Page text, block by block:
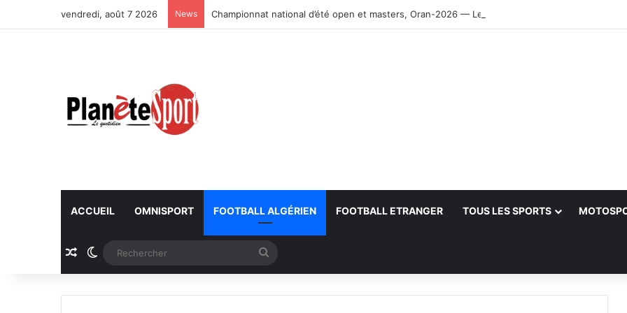
vendredi, août 7 2026 News Championnat national d’été open et masters, Oran-2026 — Le CRB s’adjuge le titre
ACCUEIL OMNISPORT FOOTBALL ALGÉRIEN FOOTBALL ETRANGER TOUS LES SPORTS
Article Aléatoire
Switch skin